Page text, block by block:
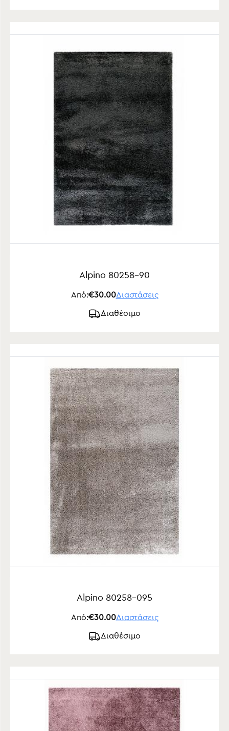
Alpino 80258-90
Από:€30.00Διαστάσεις
Διαθέσιμο
Alpino 80258-095
Από:€30.00Διαστάσεις
Διαθέσιμο